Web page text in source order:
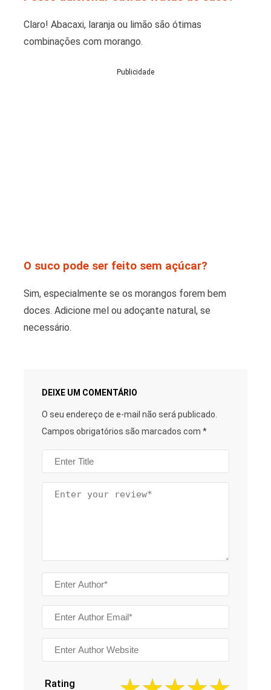
Claro! Abacaxi, laranja ou limão são ótimas
combinações com morango.
Publicidade
O suco pode ser feito sem açúcar?
Sim, especialmente se os morangos forem bem
doces. Adicione mel ou adoçante natural, se
necessário.
DEIXE UM COMENTÁRIO
O seu endereço de e-mail não será publicado.
Campos obrigatórios são marcados com *
Rating